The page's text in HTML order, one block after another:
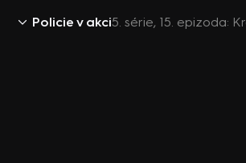
Policie v akci